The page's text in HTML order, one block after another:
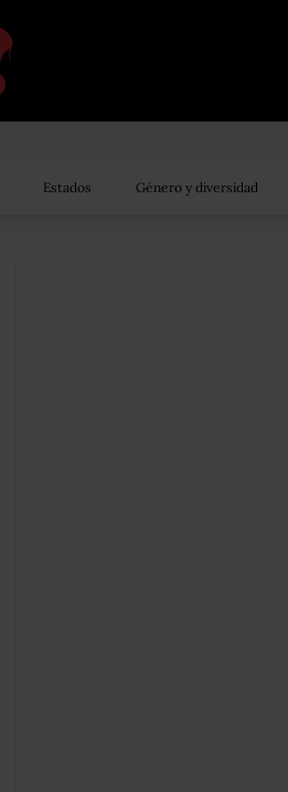
Estados Género y diversidad